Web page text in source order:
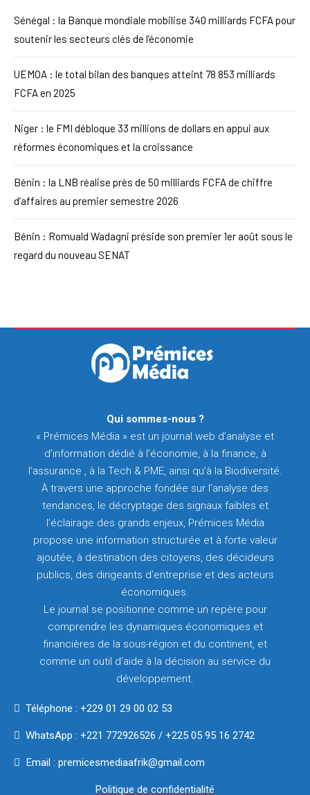
Sénégal : la Banque mondiale mobilise 340 milliards FCFA pour
soutenir les secteurs clés de l’économie
UEMOA : le total bilan des banques atteint 78 853 milliards
FCFA en 2025
Niger : le FMI débloque 33 millions de dollars en appui aux
réformes économiques et la croissance
Bénin : la LNB réalise près de 50 milliards FCFA de chiffre
d’affaires au premier semestre 2026
Bénin : Romuald Wadagni préside son premier 1er août sous le
regard du nouveau SENAT
Qui sommes-nous ?
« Prémices Média » est un journal web d’analyse et
d’information dédié à l’économie, à la finance, à
l’assurance , à la Tech & PME, ainsi qu’à la Biodiversité.
À travers une approche fondée sur l’analyse des
tendances, le décryptage des signaux faibles et
l’éclairage des grands enjeux, Prémices Média
propose une information structurée et à forte valeur
ajoutée, à destination des citoyens, des décideurs
publics, des dirigeants d’entreprise et des acteurs
économiques.
Le journal se positionne comme un repère pour
comprendre les dynamiques économiques et
financières de la sous-région et du continent, et
comme un outil d’aide à la décision au service du
développement.
Téléphone : +229 01 29 00 02 53
WhatsApp : +221 772926526 / +225 05 95 16 2742
Email : premicesmediaafrik@gmail.com
Politique de confidentialité